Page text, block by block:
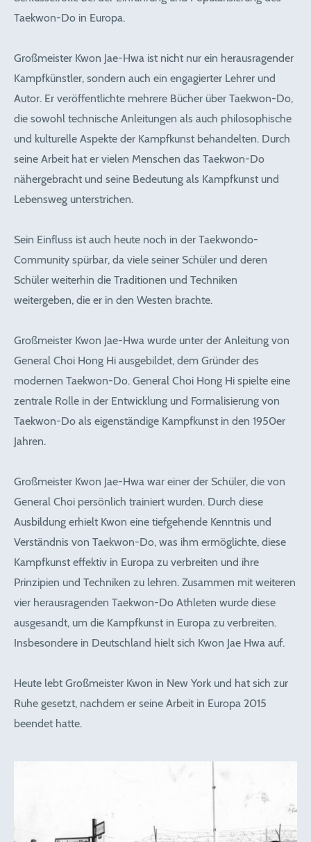
Taekwon-Do in Europa.
Großmeister Kwon Jae-Hwa ist nicht nur ein herausragender
Kampfkünstler, sondern auch ein engagierter Lehrer und
Autor. Er veröffentlichte mehrere Bücher über Taekwon-Do,
die sowohl technische Anleitungen als auch philosophische
und kulturelle Aspekte der Kampfkunst behandelten. Durch
seine Arbeit hat er vielen Menschen das Taekwon-Do
nähergebracht und seine Bedeutung als Kampfkunst und
Lebensweg unterstrichen.
Sein Einfluss ist auch heute noch in der Taekwondo-
Community spürbar, da viele seiner Schüler und deren
Schüler weiterhin die Traditionen und Techniken
weitergeben, die er in den Westen brachte.
Großmeister Kwon Jae-Hwa wurde unter der Anleitung von
General Choi Hong Hi ausgebildet, dem Gründer des
modernen Taekwon-Do. General Choi Hong Hi spielte eine
zentrale Rolle in der Entwicklung und Formalisierung von
Taekwon-Do als eigenständige Kampfkunst in den 1950er
Jahren.
Großmeister Kwon Jae-Hwa war einer der Schüler, die von
General Choi persönlich trainiert wurden. Durch diese
Ausbildung erhielt Kwon eine tiefgehende Kenntnis und
Verständnis von Taekwon-Do, was ihm ermöglichte, diese
Kampfkunst effektiv in Europa zu verbreiten und ihre
Prinzipien und Techniken zu lehren. Zusammen mit weiteren
vier herausragenden Taekwon-Do Athleten wurde diese
ausgesandt, um die Kampfkunst in Europa zu verbreiten.
Insbesondere in Deutschland hielt sich Kwon Jae Hwa auf.
Heute lebt Großmeister Kwon in New York und hat sich zur
Ruhe gesetzt, nachdem er seine Arbeit in Europa 2015
beendet hatte.